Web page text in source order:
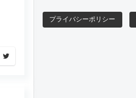
プライバシーポリシー